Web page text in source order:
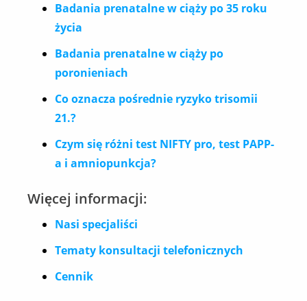
Badania prenatalne w ciąży po 35 roku
życia
Badania prenatalne w ciąży po
poronieniach
Co oznacza pośrednie ryzyko trisomii
21.?
Czym się różni test NIFTY pro, test PAPP-
a i amniopunkcja?
Więcej informacji:
Nasi specjaliści
Tematy konsultacji telefonicznych
Cennik